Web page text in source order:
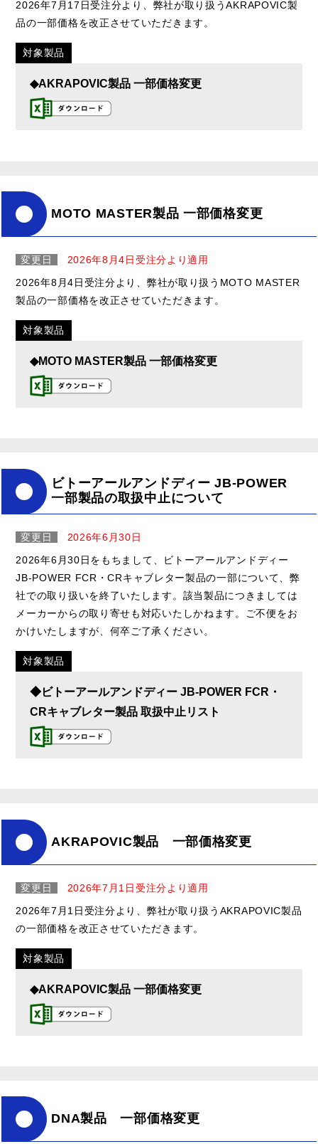
2026年7月17日受注分より、弊社が取り扱うAKRAPOVIC製
品の一部価格を改正させていただきます。
対象製品
◆AKRAPOVIC製品 一部価格変更
MOTO MASTER製品 一部価格変更
変更日
2026年8月4日受注分より適用
2026年8月4日受注分より、弊社が取り扱うMOTO MASTER
製品の一部価格を改正させていただきます。
対象製品
◆MOTO MASTER製品 一部価格変更
ビトーアールアンドディー JB-POWER
一部製品の取扱中止について
変更日
2026年6月30日
2026年6月30日をもちまして、ビトーアールアンドディー
JB-POWER FCR・CRキャブレター製品の一部について、弊
社での取り扱いを終了いたします。該当製品につきましては
メーカーからの取り寄せも対応いたしかねます。ご不便をお
かけいたしますが、何卒ご了承ください。
対象製品
◆ビトーアールアンドディー JB-POWER FCR・
CRキャブレター製品 取扱中止リスト
AKRAPOVIC製品 一部価格変更
変更日
2026年7月1日受注分より適用
2026年7月1日受注分より、弊社が取り扱うAKRAPOVIC製品
の一部価格を改正させていただきます。
対象製品
◆AKRAPOVIC製品 一部価格変更
DNA製品 一部価格変更